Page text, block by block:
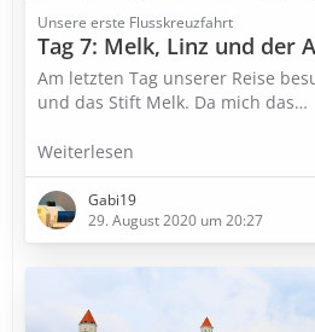
Unsere erste Flusskreuzfahrt
Tag 7: Melk, Linz und der
Am letzten Tag unserer Reise
und das Stift Melk. Da mich das…
Weiterlesen
Gabi19
29. August 2020 um 20:27